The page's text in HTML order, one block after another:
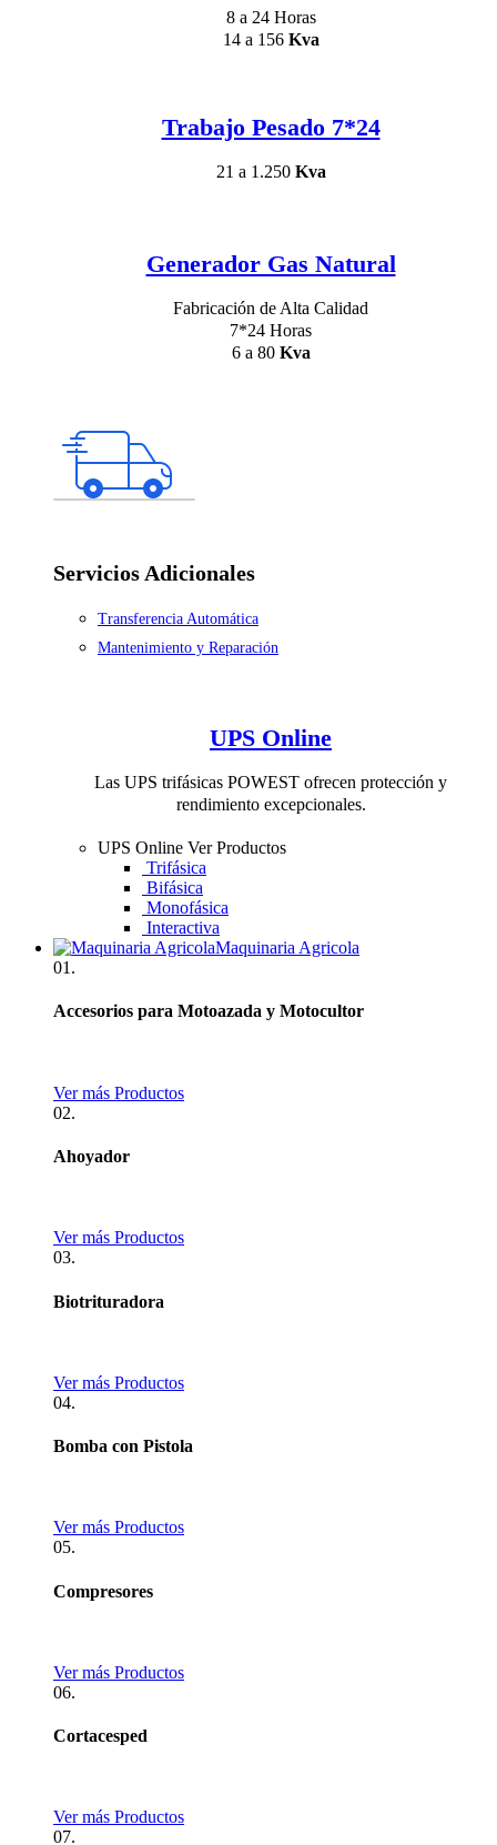
8 a 24 Horas
14 a 156 Kva
Trabajo Pesado 7*24
21 a 1.250 Kva
Generador Gas Natural
Fabricación de Alta Calidad
7*24 Horas
6 a 80 Kva
Servicios Adicionales
Transferencia Automática
Mantenimiento y Reparación
UPS Online
Las UPS trifásicas POWEST ofrecen protección y
rendimiento excepcionales.
UPS Online Ver Productos
Trifásica
Bifásica
Monofásica
Interactiva
Maquinaria Agricola
01.
Accesorios para Motoazada y Motocultor
Ver más Productos
02.
Ahoyador
Ver más Productos
03.
Biotrituradora
Ver más Productos
04.
Bomba con Pistola
Ver más Productos
05.
Compresores
Ver más Productos
06.
Cortacesped
Ver más Productos
07.